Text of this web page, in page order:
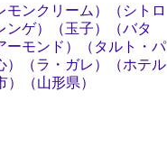
モンクリーム）（シトロ
ンゲ）（玉子）（バタ
ーモンド）（タルト・パ
）（ラ・ガレ）（ホテル
（山形県）